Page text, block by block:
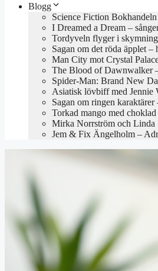
Blogg
Science Fiction
I Dreamed a Dream –
Tordyveln flyger i
Sagan om det röda äpplet
Man City mot Crystal
The Blood of Dawnwalker
Spider-Man: Brand New
Asiatisk lövbiff med Jennie
Sagan om ringen
Torkad mango med
Mirka Norrström och Linda
Jem & Fix Ängelholm –